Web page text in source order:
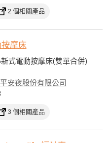
2 個相關產品
摩床
式電動按摩床(雙單合併)
安夜股份有限公司
3 個相關產品